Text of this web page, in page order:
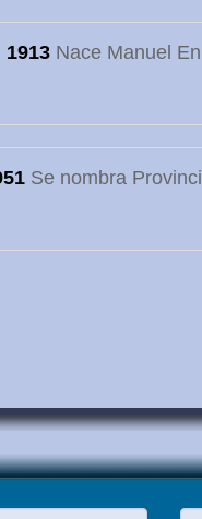
1913Nace Manuel
Se nombra